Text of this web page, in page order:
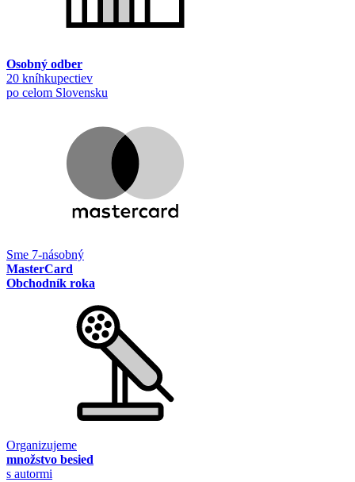
Osobný odber
20 kníhkupectiev
po celom Slovensku
Sme 7-násobný
MasterCard
Obchodník roka
Organizujeme
množstvo besied
s autormi